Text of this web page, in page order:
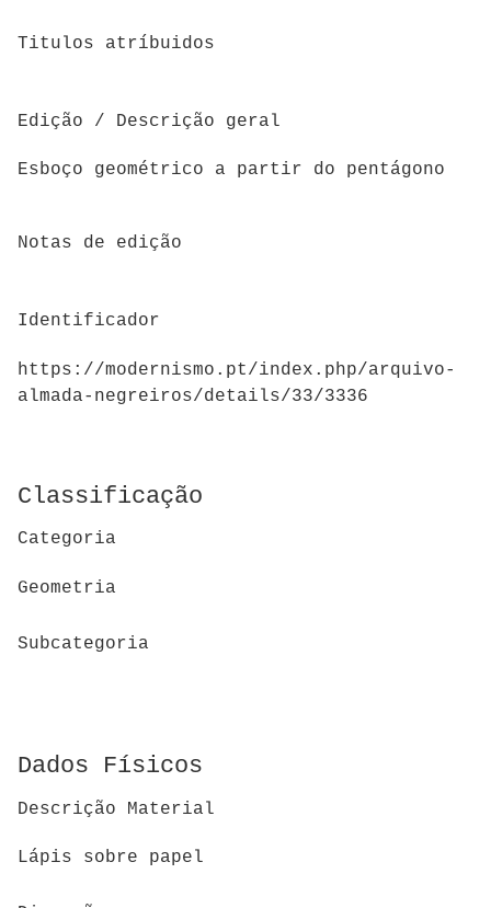
Titulos atríbuidos
Edição / Descrição geral
Esboço geométrico a partir do pentágono
Notas de edição
Identificador
https://modernismo.pt/index.php/arquivo-
almada-negreiros/details/33/3336
Classificação
Categoria
Geometria
Subcategoria
Dados Físicos
Descrição Material
Lápis sobre papel